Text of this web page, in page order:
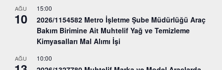
AĞU
10
15:00
2026/1154582 Metro İşletme Şube Müdürlüğü Araç
Bakım Birimine Ait Muhtelif Yağ ve Temizleme
Kimyasalları Mal Alımı İşi
AĞU 10:00